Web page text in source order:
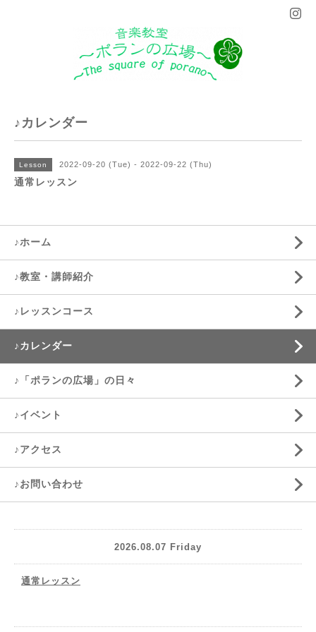
♪カレンダー
Lesson 2022-09-20 (Tue) - 2022-09-22 (Thu)
通常レッスン
♪ホーム
♪教室・講師紹介
♪レッスンコース
♪カレンダー
♪「ポランの広場」の日々
♪イベント
♪アクセス
♪お問い合わせ
2026.08.07 Friday
通常レッスン